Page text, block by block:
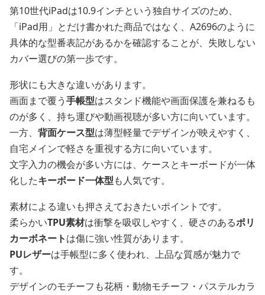
第10世代iPadは10.9インチという独自サイズのため、
「iPad用」とだけ書かれた商品ではなく、A2696のように
具体的な型番表記があるかを確認することが、失敗しない
カバー選びの第一歩です。
形状にも大きな違いがあります。
画面まで覆う手帳型はスタンド機能や画面保護を兼ねるも
のが多く、持ち運びや動画視聴が多い方に向いています。
一方、 背面ケース型は薄型軽量でデザインが映えやすく、
自宅メインで軽さを重視する方に向いています。
文字入力の機会が多い方には、ケースとキーボードが一体
化したキーボード一体型も人気です。
素材による違いも押さえておきたいポイントです。
柔らかいTPU素材は衝撃を吸収しやすく、硬さのあるポリ
カーボネートは傷に強い性質があります。
PUレザーは手帳型に多く使われ、上品な質感が魅力で
す。
デザインのモチーフも花柄・動物モチーフ・パステルカラ